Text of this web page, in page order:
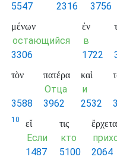
5547
2316
3756
μένων
остающийся
3306
ἐν
в
1722
τὸν
3588
πατέρα
Отца
3962
καὶ
и
2532
10 εἴ
Если
1487
τις
кто
5100
2064